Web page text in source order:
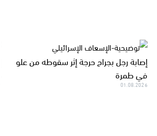
إصابة رجل بجراح حرجة إثر سقوطه من علو
في طمرة
01.08.2026